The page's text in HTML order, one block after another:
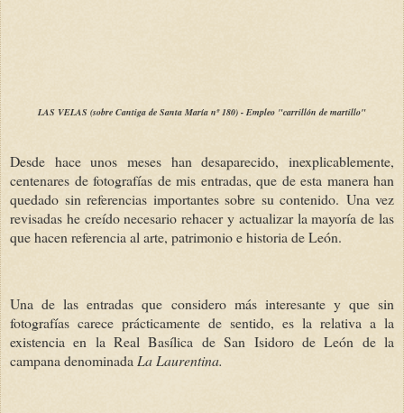
LAS VELAS (sobre Cantiga de Santa María nº 180) - Empleo "carrillón de martillo"
Desde hace unos meses han desaparecido, inexplicablemente,
centenares de fotografías de mis entradas, que de esta manera han
quedado sin referencias importantes sobre su contenido. Una vez
revisadas he creído necesario rehacer y actualizar la mayoría de las
que hacen referencia al arte, patrimonio e historia de León.
Una de las entradas que considero más interesante y que sin
fotografías carece prácticamente de sentido, es la relativa a la
existencia en la Real Basílica de San Isidoro de León de la
campana denominada La Laurentina.